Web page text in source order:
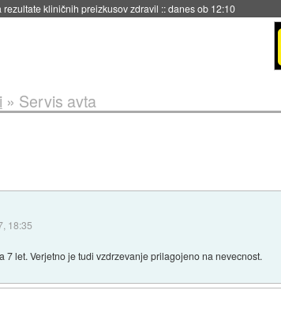
polovico SSD-jev za naslednji dve leti::danes ob 11:37
» Servis avta
18:35
7 let. Verjetno je tudi vzdrzevanje prilagojeno na nevecnost.